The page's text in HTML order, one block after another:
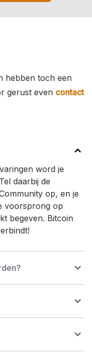
hebben toch een
gerust even contact
word je
daarbij de
op, en je
voorsprong op
begeven. Bitcoin